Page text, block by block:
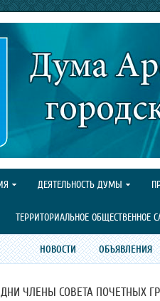
ДЕЯТЕЛЬНОСТЬ ДУМЫ
ТЕРРИТОРИАЛЬНОЕ ОБЩЕСТВЕННОЕ
НОВОСТИ ОБЪЯВЛЕНИЯ
ЧЛЕНЫ СОВЕТА ПОЧЕТНЫХ